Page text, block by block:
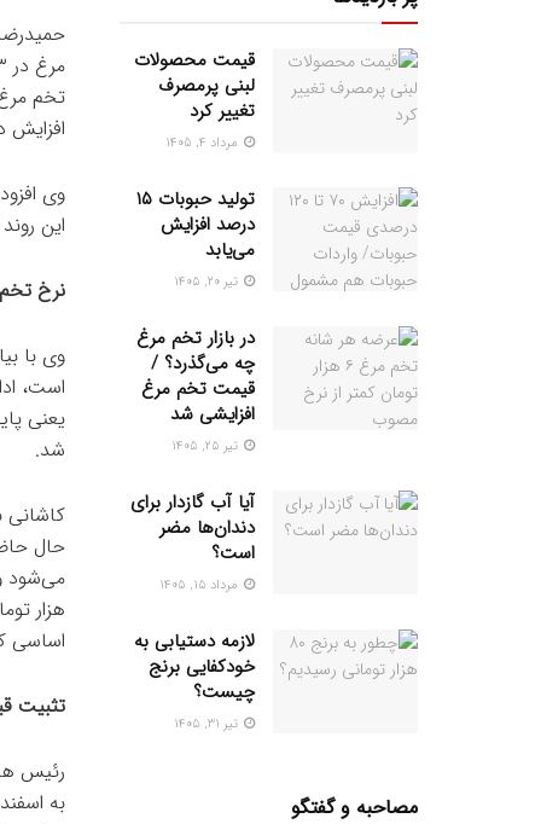
این
نرخ تخم
شد.
کاشانی
هزار
اساسی
تثبیت
رئیس
قیمت محصولات
لبنی پرمصرف
تغییر کرد
مرداد ۴, ۱۴۰۵
تولید حبوبات ۱۵
درصد افزایش
می‌یابد
تیر ۲۰, ۱۴۰۵
در بازار تخم مرغ
چه می‌گذرد؟ /
قیمت تخم مرغ
افزایشی شد
تیر ۲۵, ۱۴۰۵
آیا آب گازدار برای
دندان‌ها مضر
است؟
مرداد ۱۵, ۱۴۰۵
لازمه دستیابی به
خودکفایی برنج
چیست؟
تیر ۳۱, ۱۴۰۵
مصاحبه و گفتگو